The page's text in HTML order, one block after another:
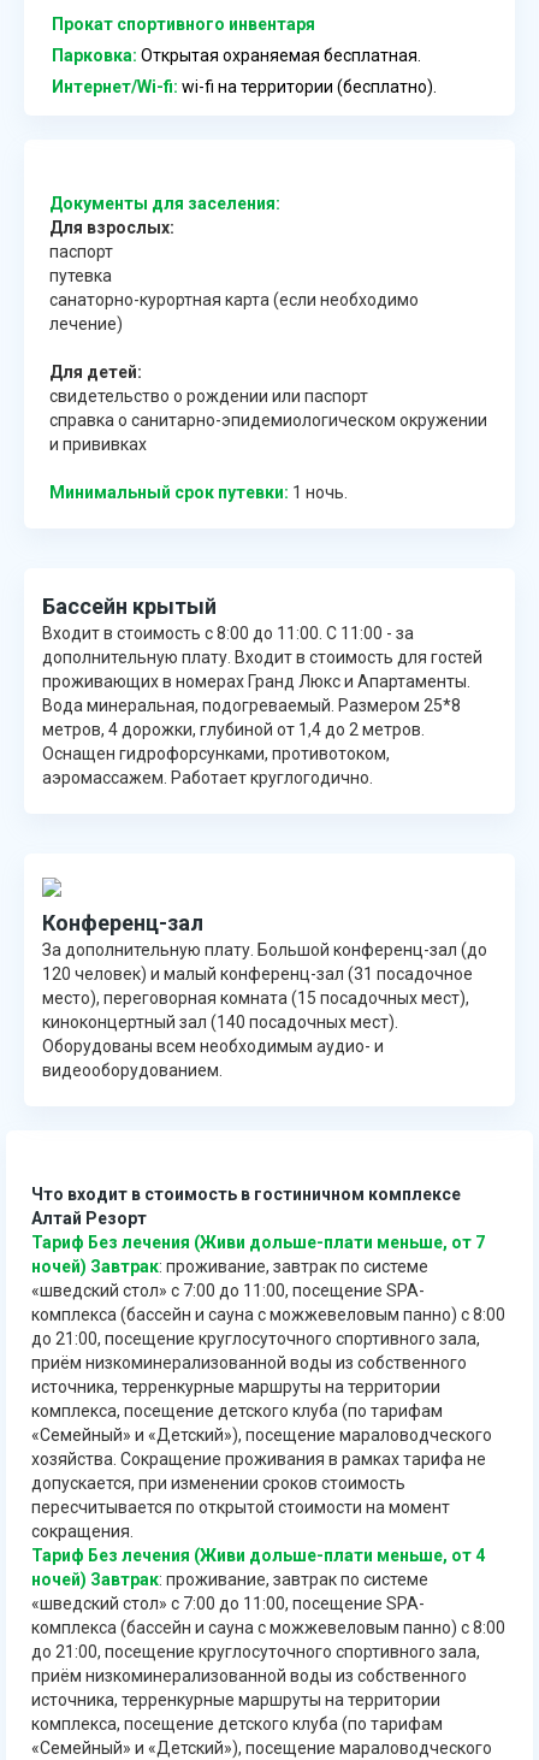
Прокат спортивного инвентаря
Парковка: Открытая охраняемая бесплатная.
Интернет/Wi-fi: wi-fi на территории (бесплатно).
Документы для заселения:
Для взрослых:
паспорт
путевка
санаторно-курортная карта (если необходимо
лечение)
Для детей:
свидетельство о рождении или паспорт
справка о санитарно-эпидемиологическом окружении
и прививках
Минимальный срок путевки: 1 ночь.
Бассейн крытый
Входит в стоимость с 8:00 до 11:00. С 11:00 - за
дополнительную плату. Входит в стоимость для гостей
проживающих в номерах Гранд Люкс и Апартаменты.
Вода минеральная, подогреваемый. Размером 25*8
метров, 4 дорожки, глубиной от 1,4 до 2 метров.
Оснащен гидрофорсунками, противотоком,
аэромассажем. Работает круглогодично.
Конференц-зал
За дополнительную плату. Большой конференц-зал (до
120 человек) и малый конференц-зал (31 посадочное
место), переговорная комната (15 посадочных мест),
киноконцертный зал (140 посадочных мест).
Оборудованы всем необходимым аудио- и
видеооборудованием.
Что входит в стоимость в гостиничном комплексе
Алтай Резорт
Тариф Без лечения (Живи дольше-плати меньше, от 7
ночей) Завтрак: проживание, завтрак по системе
«шведский стол» с 7:00 до 11:00, посещение SPA-
комплекса (бассейн и сауна с можжевеловым панно) с 8:00
до 21:00, посещение круглосуточного спортивного зала,
приём низкоминерализованной воды из собственного
источника, терренкурные маршруты на территории
комплекса, посещение детского клуба (по тарифам
«Семейный» и «Детский»), посещение мараловодческого
хозяйства. Сокращение проживания в рамках тарифа не
допускается, при изменении сроков стоимость
пересчитывается по открытой стоимости на момент
сокращения.
Тариф Без лечения (Живи дольше-плати меньше, от 4
ночей) Завтрак: проживание, завтрак по системе
«шведский стол» с 7:00 до 11:00, посещение SPA-
комплекса (бассейн и сауна с можжевеловым панно) с 8:00
до 21:00, посещение круглосуточного спортивного зала,
приём низкоминерализованной воды из собственного
источника, терренкурные маршруты на территории
комплекса, посещение детского клуба (по тарифам
«Семейный» и «Детский»), посещение мараловодческого